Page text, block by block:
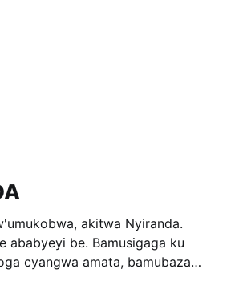
akitwa Nyiranda.
ababyeyi be. Bamusigaga ku
cyangwa amata, bamubaza